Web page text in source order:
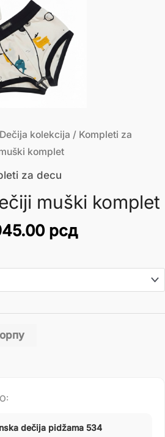
Dečija kolekcija / Kompleti za
komplet
za decu
muški komplet
рсд
dečija pidžama 534